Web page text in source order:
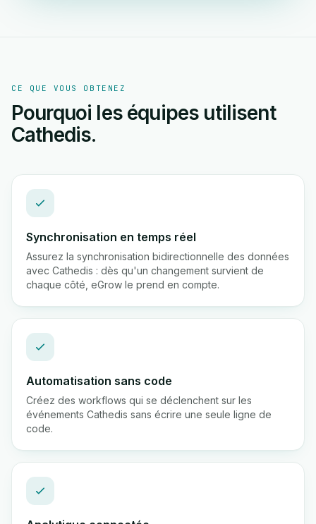
CE QUE VOUS OBTENEZ
Pourquoi les équipes utilisent
Cathedis.
Synchronisation en temps réel
Assurez la synchronisation bidirectionnelle des données
avec Cathedis : dès qu'un changement survient de
chaque côté, eGrow le prend en compte.
Automatisation sans code
Créez des workflows qui se déclenchent sur les
événements Cathedis sans écrire une seule ligne de
code.